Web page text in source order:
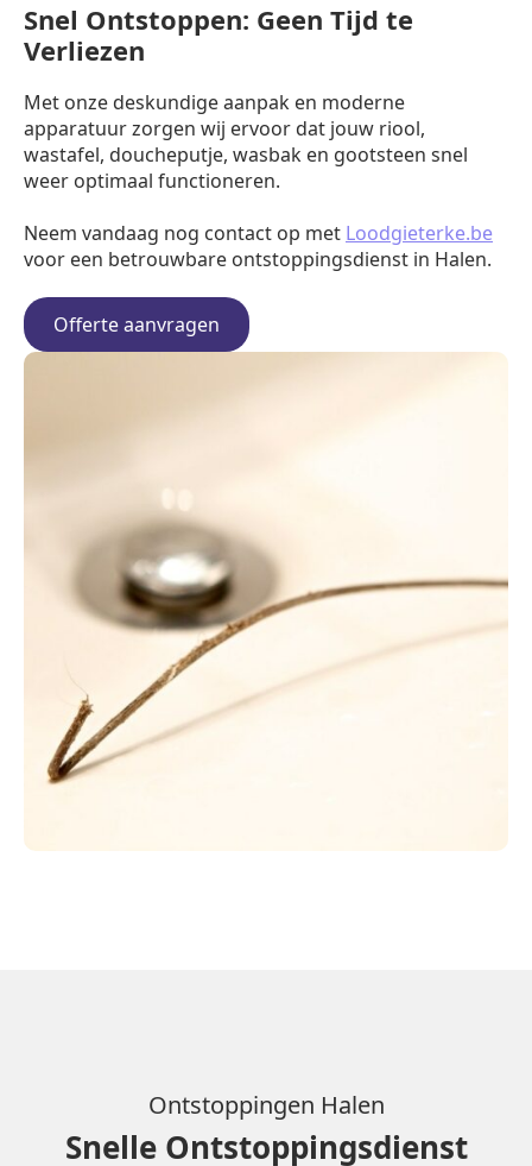
Snel Ontstoppen: Geen Tijd te
Verliezen
Met onze deskundige aanpak en moderne
apparatuur zorgen wij ervoor dat jouw riool,
wastafel, doucheputje, wasbak en gootsteen snel
weer optimaal functioneren.
Neem vandaag nog contact op met Loodgieterke.be
voor een betrouwbare ontstoppingsdienst in Halen.
Offerte aanvragen
Ontstoppingen Halen
Snelle Ontstoppingsdienst